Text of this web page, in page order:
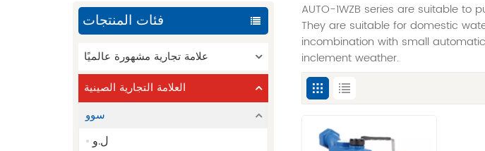
فئات المنتجات
علامة تجارية مشهورة عالميًا
العلامة التجارية الصينية
سوو
ل.و
AUTO-1WZB series are suitable
They are suitable for domestic
incombination with small
inclement weather.